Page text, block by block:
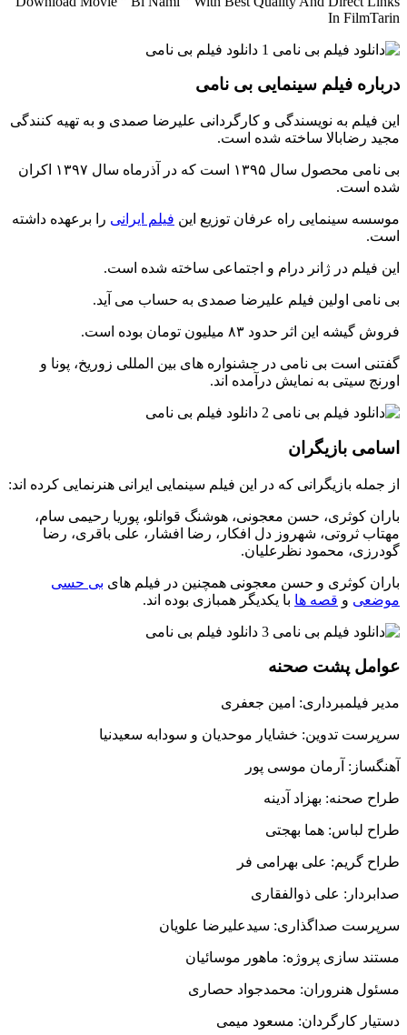
In FilmTarin
درباره فیلم سینمایی بی نامی
این فیلم به نویسندگی و کارگردانی علیرضا صمدی و به تهیه کنندگی
مجید رضابالا ساخته شده است.
بی نامی محصول سال ۱۳۹۵ است که در آذرماه سال ۱۳۹۷ اکران
شده است.
موسسه سینمایی راه عرفان توزیع این فیلم ایرانی را برعهده داشته
است.
این فیلم در ژانر درام و اجتماعی ساخته شده است.
بی نامی اولین فیلم علیرضا صمدی به حساب می آید.
فروش گیشه این اثر حدود ۸۳ میلیون تومان بوده است.
گفتنی است بی نامی در جشنواره های بین المللی زوریخ، پونا و
اورنج سیتی به نمایش درآمده اند.
اسامی بازیگران
از جمله بازیگرانی که در این فیلم سینمایی ایرانی هنرنمایی کرده اند:
باران کوثری، حسن معجونی، هوشنگ قوانلو، پوریا رحیمی سام،
مهتاب ثروتی، شهروز دل افکار، رضا افشار، علی باقری، رضا
گودرزی، محمود نظرعلیان.
باران کوثری و حسن معجونی همچنین در فیلم های بی حسی
موضعی و قصه ها با یکدیگر همبازی بوده اند.
عوامل پشت صحنه
مدیر فیلمبرداری: امین جعفری
سرپرست تدوین: خشایار موحدیان و سودابه سعیدنیا
آهنگساز: آرمان موسی پور
طراح صحنه: بهزاد آدینه
طراح لباس: هما بهجتی
طراح گریم: علی بهرامی فر
صدابردار: علی ذوالفقاری
سرپرست صداگذاری: سیدعلیرضا علویان
مستند سازی پروژه: ماهور موسائیان
مسئول هنروران: محمدجواد حصاری
دستیار کارگردان: مسعود میمی